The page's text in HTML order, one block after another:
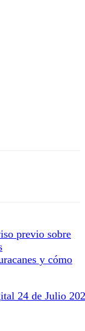
previo sobre
y cómo